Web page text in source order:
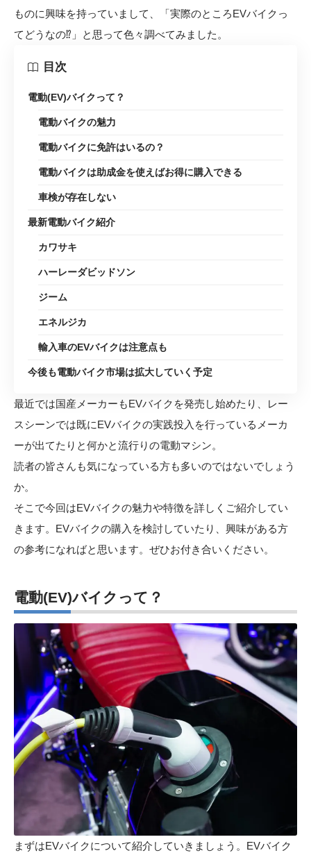
ものに興味を持っていまして、「実際のところEVバイクっ
てどうなの⁉」と思って色々調べてみました。
目次
電動(EV)バイクって？
電動バイクの魅力
電動バイクに免許はいるの？
電動バイクは助成金を使えばお得に購入できる
車検が存在しない
最新電動バイク紹介
カワサキ
ハーレーダビッドソン
ジーム
エネルジカ
輸入車のEVバイクは注意点も
今後も電動バイク市場は拡大していく予定
最近では国産メーカーもEVバイクを発売し始めたり、レー
スシーンでは既にEVバイクの実践投入を行っているメーカ
ーが出てたりと何かと流行りの電動マシン。
読者の皆さんも気になっている方も多いのではないでしょう
か。
そこで今回はEVバイクの魅力や特徴を詳しくご紹介してい
きます。EVバイクの購入を検討していたり、興味がある方
の参考になればと思います。ぜひお付き合いください。
電動(EV)バイクって？
まずはEVバイクについて紹介していきましょう。EVバイク